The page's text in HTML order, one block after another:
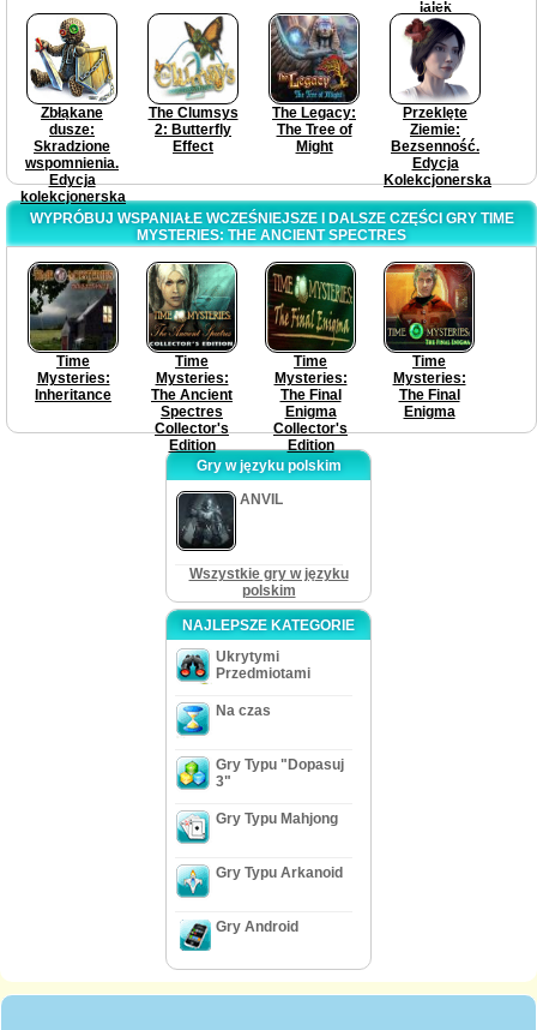
lalek
Zbłąkane
dusze:
Skradzione
wspomnienia.
Edycja
kolekcjonerska
The Clumsys
2: Butterfly
Effect
The Legacy:
The Tree of
Might
Przeklęte
Ziemie:
Bezsenność.
Edycja
Kolekcjonerska
WYPRÓBUJ WSPANIAŁE WCZEŚNIEJSZE I DALSZE CZĘŚCI GRY TIME
MYSTERIES: THE ANCIENT SPECTRES
Time
Mysteries:
Inheritance
Time
Mysteries:
The Ancient
Spectres
Collector's
Edition
Time
Mysteries:
The Final
Enigma
Collector's
Edition
Time
Mysteries:
The Final
Enigma
Gry w języku polskim
ANVIL
Wszystkie gry w języku
polskim
NAJLEPSZE KATEGORIE
Ukrytymi
Przedmiotami
Na czas
Gry Typu "Dopasuj
3"
Gry Typu Mahjong
Gry Typu Arkanoid
Gry Android